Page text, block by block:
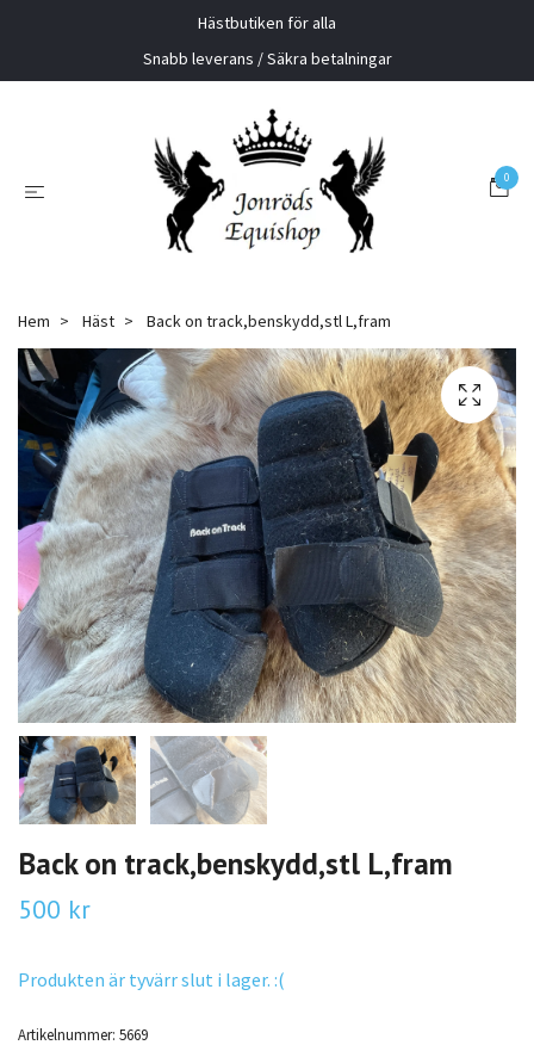
Hästbutiken för alla
Snabb leverans / Säkra betalningar
0
Hem Häst Back on track,benskydd,stl L,fram
Back on track,benskydd,stl L,fram
500 kr
Produkten är tyvärr slut i lager. :(
Artikelnummer: 5669